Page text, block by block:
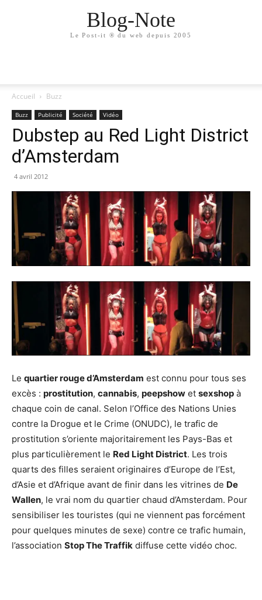
Blog-Note
Le Post-it ® du web depuis 2005
Accueil Buzz
Buzz Publicité Société Vidéo
Dubstep au Red Light District
d’Amsterdam
4 avril 2012
Le quartier rouge d’Amsterdam est connu pour tous ses
excès : prostitution, cannabis, peepshow et sexshop à
chaque coin de canal. Selon l’Office des Nations Unies
contre la Drogue et le Crime (ONUDC), le trafic de
prostitution s’oriente majoritairement les Pays-Bas et
plus particulièrement le Red Light District. Les trois
quarts des filles seraient originaires d’Europe de l’Est,
d’Asie et d’Afrique avant de finir dans les vitrines de De
Wallen, le vrai nom du quartier chaud d’Amsterdam. Pour
sensibiliser les touristes (qui ne viennent pas forcément
pour quelques minutes de sexe) contre ce trafic humain,
l’association Stop The Traffik diffuse cette vidéo choc.